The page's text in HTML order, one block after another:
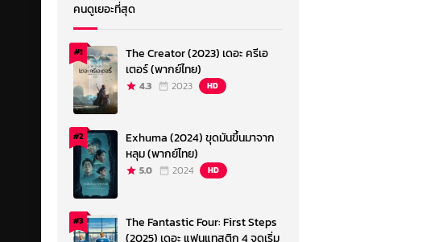
คนดูเยอะที่สุด
#1
The Creator (2023) เดอะ ครีเอ
เตอร์ (พากย์ไทย)
4.3 2023 HD
#2
Exhuma (2024) ขุดมันขึ้นมาจาก
หลุม (พากย์ไทย)
5.0 2024 HD
#3
The Fantastic Four: First Steps
(2025) เดอะ แฟนแทสติก 4 จุดเริ่ม